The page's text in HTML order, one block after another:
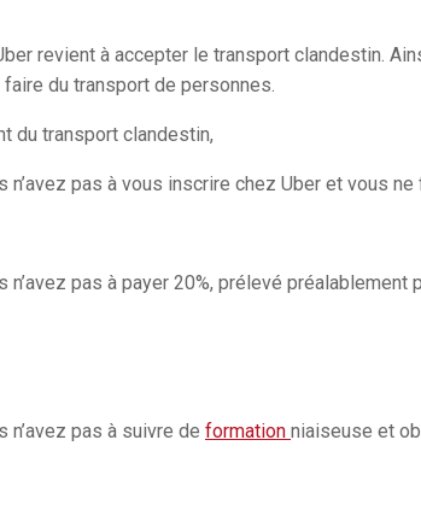
revient à accepter le transport clandestin.
du transport de personnes.
du transport clandestin,
n’avez pas à vous inscrire chez Uber et vous
n’avez pas à payer 20%, prélevé
n’avez pas à suivre de formation niaiseuse et